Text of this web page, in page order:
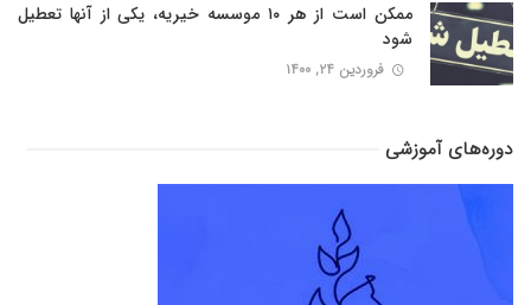
ممکن است از هر ۱۰ موسسه خیریه، یکی از آنها تعطیل
شود
فروردین ۲۴, ۱۴۰۰
دوره‌های آموزشی